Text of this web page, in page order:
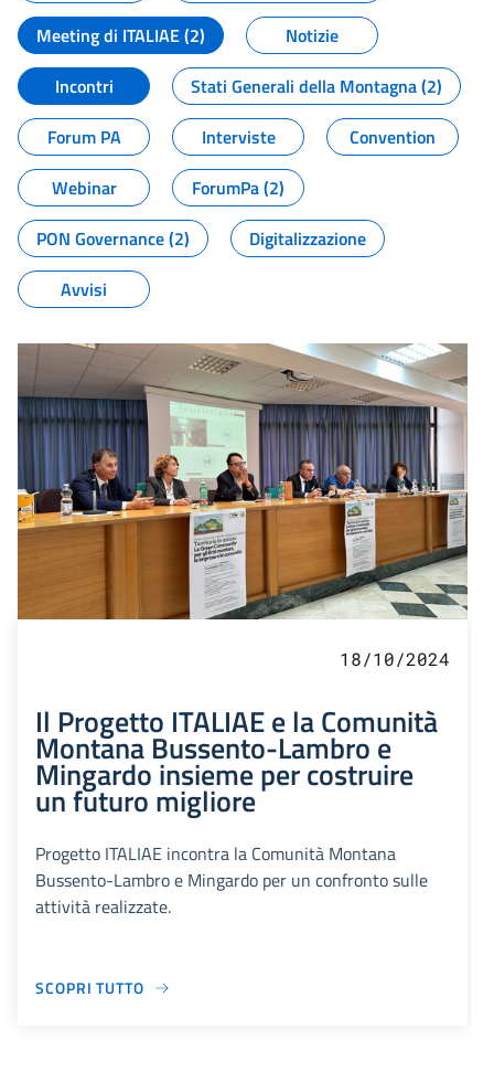
Meeting di ITALIAE (2)
Notizie
Incontri
Stati Generali della Montagna (2)
Forum PA
Interviste
Convention
Webinar
ForumPa (2)
PON Governance (2)
Digitalizzazione
Avvisi
18/10/2024
Il Progetto ITALIAE e la Comunità
Montana Bussento-Lambro e
Mingardo insieme per costruire
un futuro migliore
Progetto ITALIAE incontra la Comunità Montana
Bussento-Lambro e Mingardo per un confronto sulle
attività realizzate.
SCOPRI TUTTO